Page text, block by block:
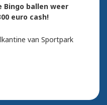
Bingo ballen weer
euro cash!
van Sportpark